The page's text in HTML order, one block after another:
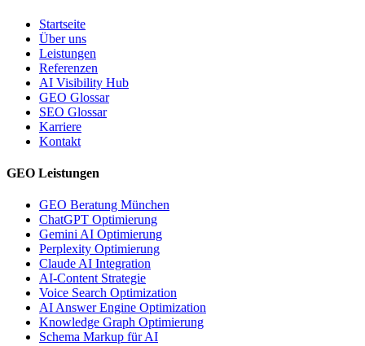
Startseite
Über uns
Leistungen
Referenzen
AI Visibility Hub
GEO Glossar
SEO Glossar
Karriere
Kontakt
GEO Leistungen
GEO Beratung München
ChatGPT Optimierung
Gemini AI Optimierung
Perplexity Optimierung
Claude AI Integration
AI-Content Strategie
Voice Search Optimization
AI Answer Engine Optimization
Knowledge Graph Optimierung
Schema Markup für AI